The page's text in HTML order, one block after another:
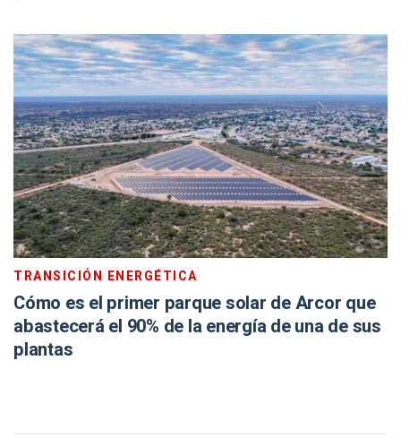
TRANSICIÓN ENERGÉTICA
Cómo es el primer parque solar de Arcor que
abastecerá el 90% de la energía de una de sus
plantas